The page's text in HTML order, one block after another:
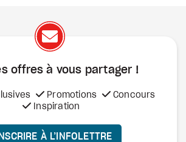
offres à vous partager !
Promotions
Concours
Inspiration
À L’INFOLETTRE